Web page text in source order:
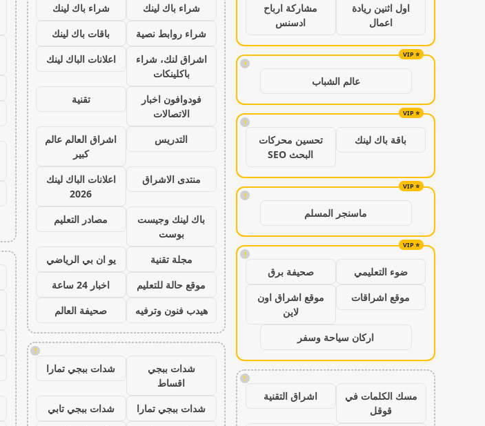
اول اثنين ريادة
اعمال
مشاركة ارباح
ادسنس
!
عالم الشباب
!
باقة باك لينك
تحسين محركات
البحث SEO
!
ماسنجر المسلم
!
ضوء التعليمي
صحيفة برق
موقع اشراقات
موقع اشراق اون
لاين
اركان سياحة وسفر
!
مسك الكلمات في
قوقل
اشراق التقنية
شراء باك لينك
شراء باك لينك
شراء روابط نصية
باقات باك لينك
اشراق لنك، شراء
باكلينكات
اعلانات الباك لينك
فودوافون اخبار
الاتصالات
تقنية
التدريس
اشراق العالم عالم
كبير
منتدى الاشراق
اعلانات الباك لينك
2026
باك لينك وجيست
بوست
مصادر التعليم
مجلة تقنية
يو ان بي الرياضي
موقع حالة للتعليم
اخبار 24 ساعة
هيدب فنون وترفيه
صحيفة العالم
!
شدات ببجي
اقساط
شدات ببجي تمارا
شدات ببجي تمارا
شدات ببجي تابي